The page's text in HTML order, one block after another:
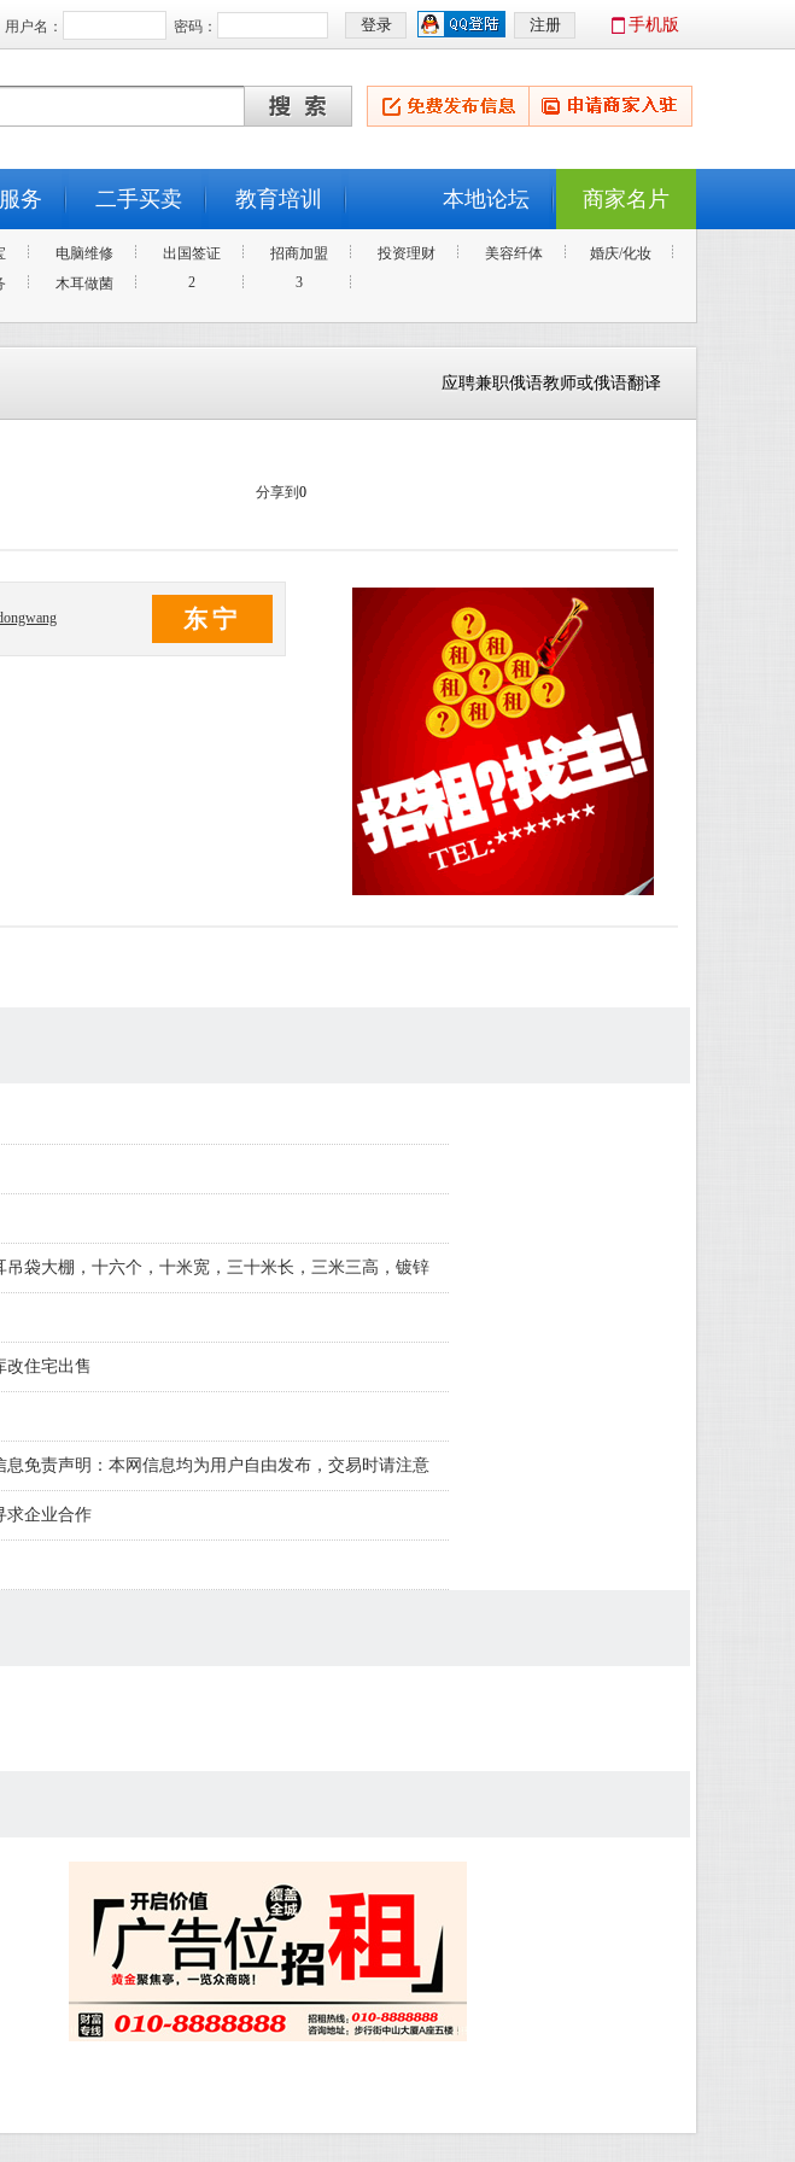
用户名： 密码： 手机版
务 二手买卖 教育培训 商家名片
本地论坛
电脑维修 出国签证 招商加盟 投资理财 美容纤体
婚庆/化妆
木耳做菌 2 3
应聘兼职俄语教师或俄语翻译
分享到 0
东宁
吊袋大棚，十六个，十米宽，三十米长，三米三高，镀锌
改住宅出售
息免责声明：本网信息均为用户自由发布，交易时请注意
，如侵害您的权益请联系删
求企业合作